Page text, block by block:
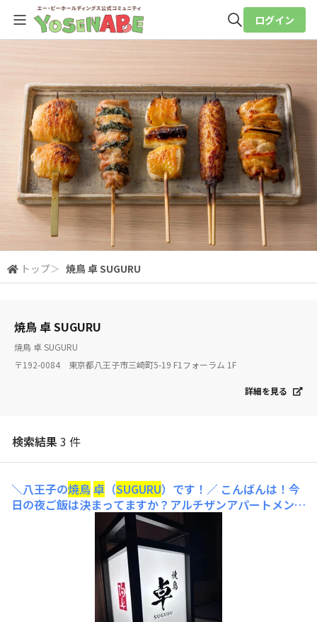
検索
ログイン
トップ＞ 焼鳥 卓 SUGURU
焼鳥 卓 SUGURU
焼鳥 卓 SUGURU
〒192-0084 東京都八王子市三崎町5-19 F1フォーラム 1F
詳細を見る
検索結果3 件
＼八王子の焼鳥卓 （SUGURU）です！／ こんばんは！今
日の夜ご飯は決まってますか？アルチザンアパートメント
八王子のサガラです！！ 今日はどこか飲みに行きたい
な〜。そんな貴方はぜひ、ちょっと落ち着いた空間で当店
自慢のこだわり地鶏・銘柄鶏を使った
見てはいかがでしょう！ 備長炭でじっくり焼き上げた